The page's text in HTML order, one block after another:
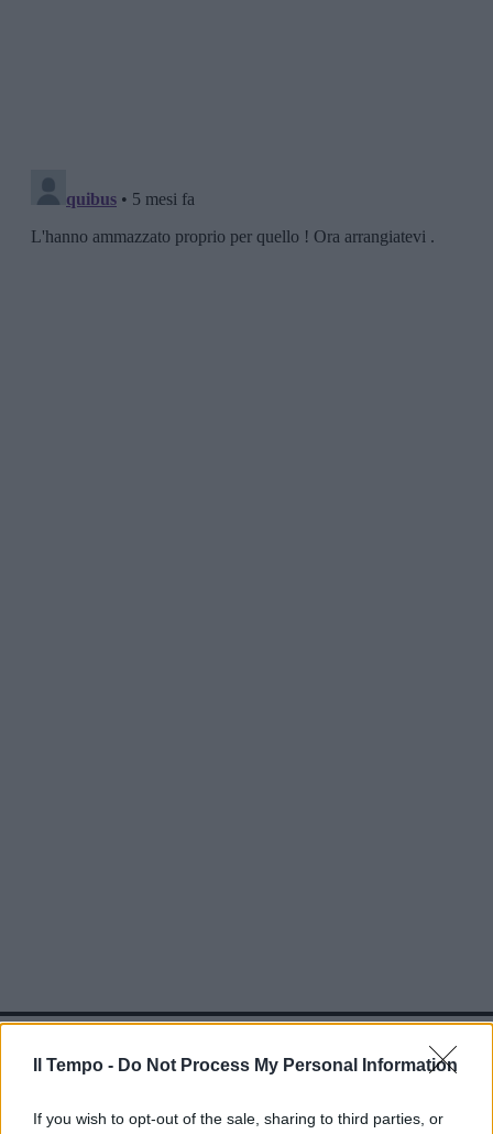
Il Tempo - Do Not Process My Personal Information
If you wish to opt-out of the sale, sharing to third parties, or
In evidenza